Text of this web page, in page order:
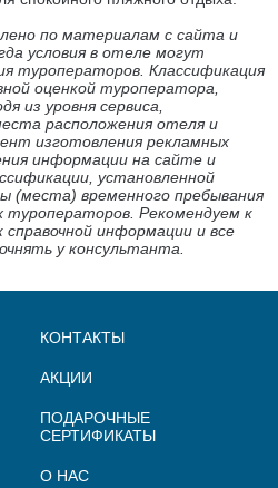
по материалам с сайта и
условия в отеле могут
туроператоров. Классификация
оценкой туроператора,
из уровня сервиса,
расположения отеля и
изготовления рекламных
информации на сайте и
установленной
(места) временного пребывания
туроператоров. Рекомендуем к
информации и все
у консультанта.
КОНТАКТЫ
АКЦИИ
ПОДАРОЧНЫЕ
СЕРТИФИКАТЫ
О НАС